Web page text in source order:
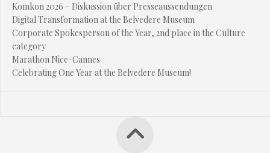
Komkon 2026 – Diskussion über Presseaussendungen
Digital Transformation at the Belvedere Museum
Corporate Spokesperson of the Year, 2nd place in the Culture
category
Marathon Nice-Cannes
Celebrating One Year at the Belvedere Museum!